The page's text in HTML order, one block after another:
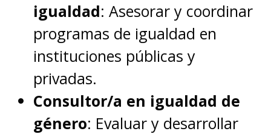
igualdad: Asesorar y coordinar
programas de igualdad en
instituciones públicas y
privadas.
Consultor/a en igualdad de
género: Evaluar y desarrollar